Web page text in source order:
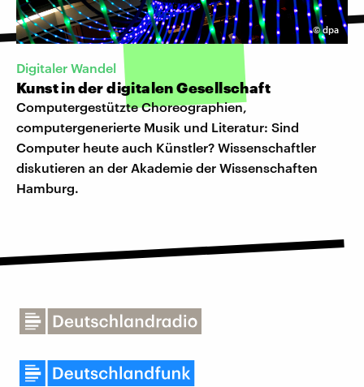
©dpa
Digitaler Wandel
Kunst in der digitalen Gesellschaft
Computergestützte Choreographien,
computergenerierte Musik und Literatur: Sind
Computer heute auch Künstler? Wissenschaftler
diskutieren an der Akademie der Wissenschaften
Hamburg.